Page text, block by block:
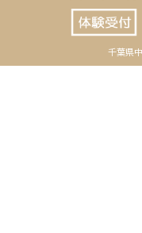
千葉県